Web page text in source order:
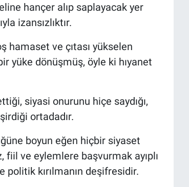
hançer alıp saplayacak yer
izansızlıktır.
hamaset ve çıtası yükselen
yüke dönüşmüş, öyle ki hıyanet
siyasi onurunu hiçe saydığı,
ortadadır.
boyun eğen hiçbir siyaset
fiil ve eylemlere başvurmak ayıplı
kırılmanın deşifresidir.